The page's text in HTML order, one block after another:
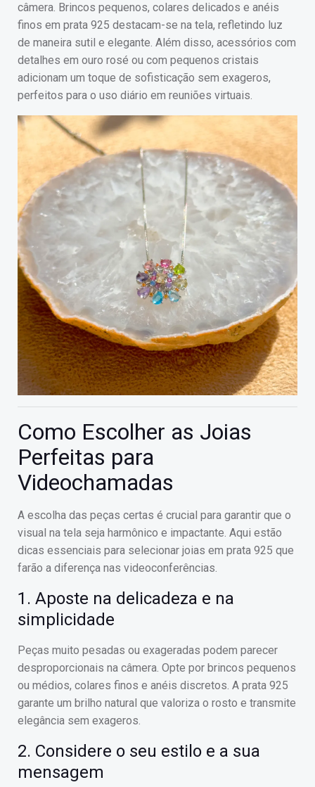
câmera. Brincos pequenos, colares delicados e anéis
finos em prata 925 destacam-se na tela, refletindo luz
de maneira sutil e elegante. Além disso, acessórios com
detalhes em ouro rosé ou com pequenos cristais
adicionam um toque de sofisticação sem exageros,
perfeitos para o uso diário em reuniões virtuais.
Como Escolher as Joias
Perfeitas para
Videochamadas
A escolha das peças certas é crucial para garantir que o
visual na tela seja harmônico e impactante. Aqui estão
dicas essenciais para selecionar joias em prata 925 que
farão a diferença nas videoconferências.
1. Aposte na delicadeza e na
simplicidade
Peças muito pesadas ou exageradas podem parecer
desproporcionais na câmera. Opte por brincos pequenos
ou médios, colares finos e anéis discretos. A prata 925
garante um brilho natural que valoriza o rosto e transmite
elegância sem exageros.
2. Considere o seu estilo e a sua
mensagem